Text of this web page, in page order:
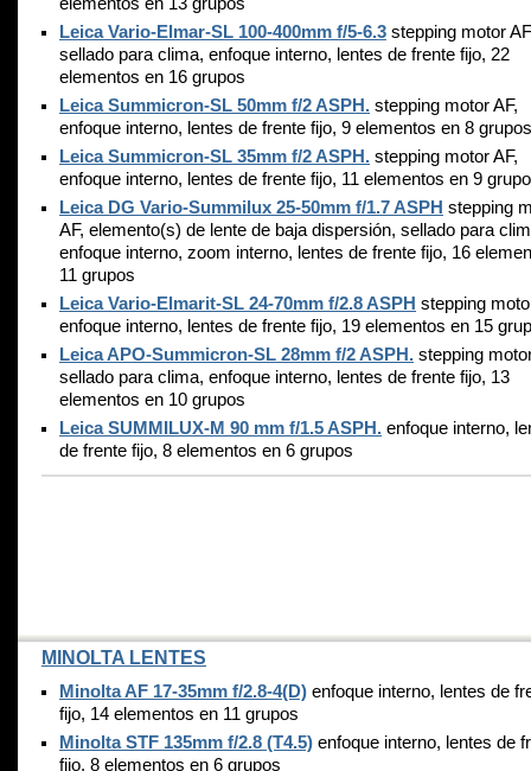
elementos en 13 grupos
Leica Vario-Elmar-SL 100-400mm f/5-6.3 stepping motor
sellado para clima, enfoque interno, lentes de frente fijo, 22
elementos en 16 grupos
Leica Summicron-SL 50mm f/2 ASPH. stepping motor AF,
enfoque interno, lentes de frente fijo, 9 elementos en 8 grupos
Leica Summicron-SL 35mm f/2 ASPH. stepping motor AF,
enfoque interno, lentes de frente fijo, 11 elementos en 9
Leica DG Vario-Summilux 25-50mm f/1.7 ASPH stepping
AF, elemento(s) de lente de baja dispersión, sellado para
enfoque interno, zoom interno, lentes de frente fijo, 16
11 grupos
Leica Vario-Elmarit-SL 24-70mm f/2.8 ASPH stepping
enfoque interno, lentes de frente fijo, 19 elementos en 15
Leica APO-Summicron-SL 28mm f/2 ASPH. stepping
sellado para clima, enfoque interno, lentes de frente fijo, 13
elementos en 10 grupos
Leica SUMMILUX-M 90 mm f/1.5 ASPH. enfoque interno,
de frente fijo, 8 elementos en 6 grupos
MINOLTA LENTES
Minolta AF 17-35mm f/2.8-4(D) enfoque interno, lentes de
fijo, 14 elementos en 11 grupos
Minolta STF 135mm f/2.8 (T4.5) enfoque interno, lentes de
fijo, 8 elementos en 6 grupos